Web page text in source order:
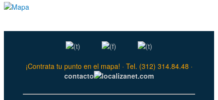
¡Contrata tu punto en el mapa! · Tel. (312) 314.84.48 ·
contacto
localizanet.com